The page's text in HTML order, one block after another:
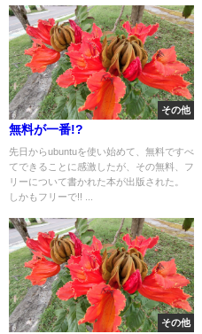
その他
無料が一番!?
先日からubuntuを使い始めて、無料ですべ
てできることに感激したが、その無料、フ
リーについて書かれた本が出版された。
しかもフリーで!! ...
その他